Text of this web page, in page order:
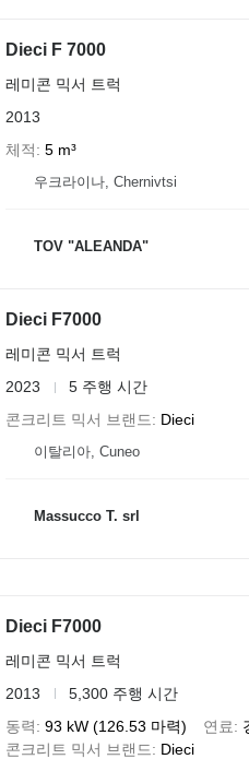
Dieci F 7000
레미콘 믹서 트럭
2013
체적
5 m³
우크라이나, Chernivtsi
TOV "ALEANDA"
Dieci F7000
레미콘 믹서 트럭
2023
5 주행 시간
콘크리트 믹서 브랜드
Dieci
이탈리아, Cuneo
Massucco T. srl
Dieci F7000
레미콘 믹서 트럭
2013
5,300 주행 시간
동력
93 kW (126.53 마력) 연료
콘크리트 믹서 브랜드
Dieci